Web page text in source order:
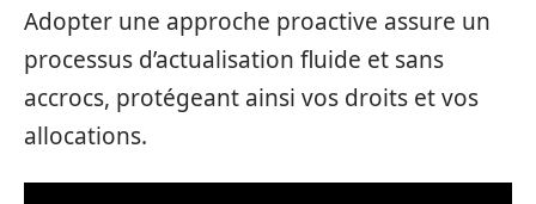
Adopter une approche proactive assure un
processus d’actualisation fluide et sans
accrocs, protégeant ainsi vos droits et vos
allocations.